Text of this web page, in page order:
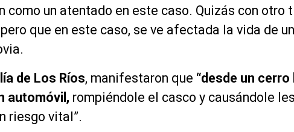
como un atentado en este caso. Quizás con otro
que en este caso, se ve afectada la vida de
de Los Ríos, manifestaron que “desde un
automóvil, rompiéndole el casco y causándole
riesgo vital”.